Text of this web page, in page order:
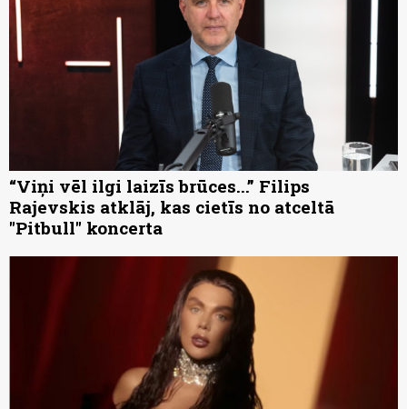
“Viņi vēl ilgi laizīs brūces...” Filips
Rajevskis atklāj, kas cietīs no atceltā
"Pitbull" koncerta